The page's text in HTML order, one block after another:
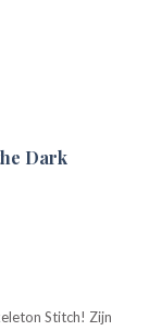
Dark
Stitch! Zijn